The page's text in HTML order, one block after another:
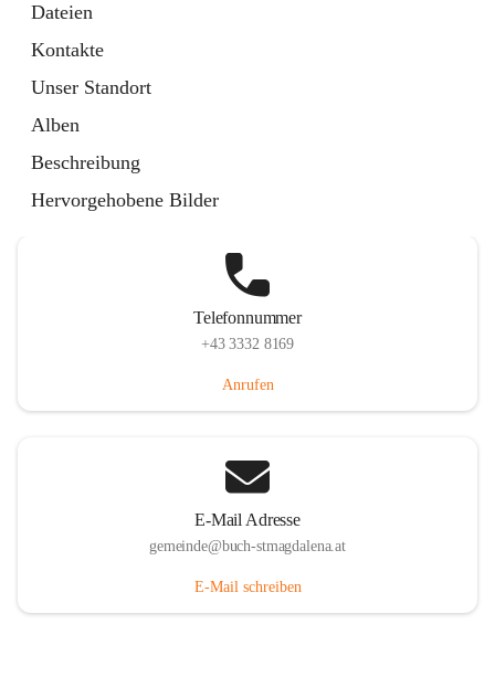
Dateien
Kontakte
Unser Standort
Alben
Beschreibung
Hervorgehobene Bilder
Telefonnummer
+43 3332 8169
Anrufen
E-Mail Adresse
gemeinde@buch-stmagdalena.at
E-Mail schreiben